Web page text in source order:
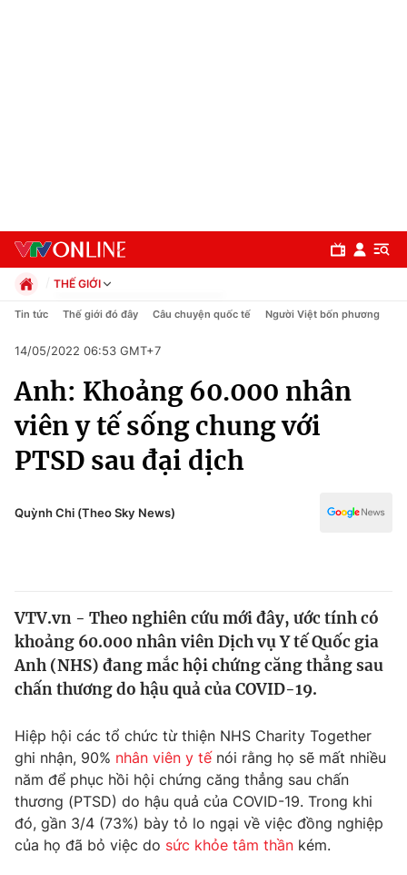
Chuyên mục
Chính trị
Xã hội
Pháp luật
Thế giới
Tin tức
Thế giới đó đây
Câu chuyện quốc tế
Kinh tế
Thị trường
Góc doanh nghiệp
Dữ liệu và đời sống
Truyền hình
Phim VTV
Hậu trường
Giải trí
THẾ GIỚI
Chính trị
Pháp luật
Kinh tế
Thể thao
Truyền hình
Văn hóa - Giải trí
Công nghệ
Tin tức Thế giới đó đây Câu chuyện quốc tế Người Việt bốn phương
14/05/2022 06:53 GMT+7
Anh: Khoảng 60.000 nhân
viên y tế sống chung với
PTSD sau đại dịch
Quỳnh Chi (Theo Sky News)
VTV.vn - Theo nghiên cứu mới đây, ước tính có
khoảng 60.000 nhân viên Dịch vụ Y tế Quốc gia
Anh (NHS) đang mắc hội chứng căng thẳng sau
chấn thương do hậu quả của COVID-19.
Hiệp hội các tổ chức từ thiện NHS Charity Together
ghi nhận, 90% nhân viên y tếnói rằng họ sẽ mất nhiều
năm để phục hồi hội chứng căng thẳng sau chấn
thương (PTSD) do hậu quả của COVID-19. Trong khi
đó, gần 3/4 (73%) bày tỏ lo ngại về việc đồng nghiệp
của họ đã bỏ việc do sức khỏe tâm thần kém.